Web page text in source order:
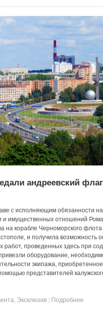
андреевский
с исполняющим обязанности
и имущественных отношений
на корабле Черноморского
и получила возможность
работ, проведенных здесь при
оборудование,
экипажа,
представителей
, Эксклюзив Подробнее